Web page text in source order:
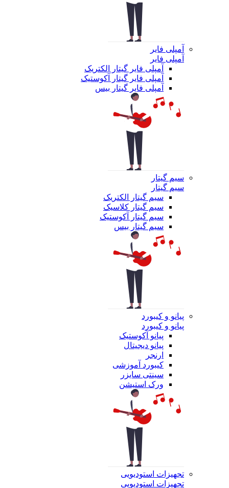
آمپلی فایر
آمپلی فایر
آمپلی فایر گیتار الکتریک
آمپلی فایر گیتار آکوستیک
آمپلی فایر گیتار بیس
سیم گیتار
سیم گیتار
سیم گیتار الکتریک
سیم گیتار کلاسیک
سیم گیتار آکوستیک
سیم گیتار بیس
پیانو و کیبورد
پیانو و کیبورد
پیانو آکوستیک
پیانو دیجیتال
ارنجر
کیبورد آموزشی
سینتی سایزر
ورک استیشن
تجهیزات استودیویی
تجهیزات استودیویی